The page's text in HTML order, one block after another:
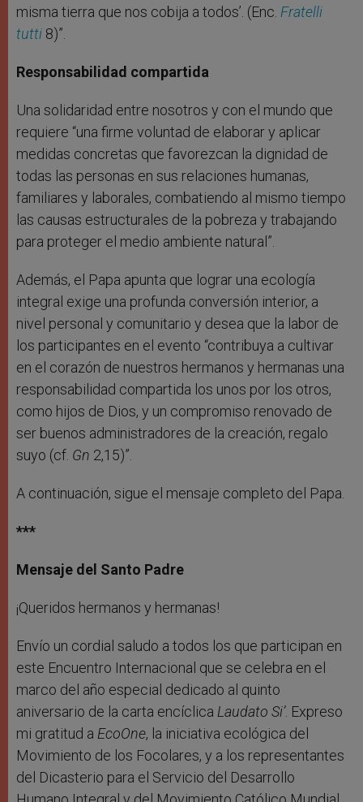
misma tierra que nos cobija a todos’. (Enc. Fratelli
tutti 8)”.
Responsabilidad compartida
Una solidaridad entre nosotros y con el mundo que
requiere “una firme voluntad de elaborar y aplicar
medidas concretas que favorezcan la dignidad de
todas las personas en sus relaciones humanas,
familiares y laborales, combatiendo al mismo tiempo
las causas estructurales de la pobreza y trabajando
para proteger el medio ambiente natural”.
Además, el Papa apunta que lograr una ecología
integral exige una profunda conversión interior, a
nivel personal y comunitario y desea que la labor de
los participantes en el evento “contribuya a cultivar
en el corazón de nuestros hermanos y hermanas una
responsabilidad compartida los unos por los otros,
como hijos de Dios, y un compromiso renovado de
ser buenos administradores de la creación, regalo
suyo (cf. Gn 2,15)”.
A continuación, sigue el mensaje completo del Papa.
***
Mensaje del Santo Padre
¡Queridos hermanos y hermanas!
Envío un cordial saludo a todos los que participan en
este Encuentro Internacional que se celebra en el
marco del año especial dedicado al quinto
aniversario de la carta encíclica Laudato Si’. Expreso
mi gratitud a EcoOne, la iniciativa ecológica del
Movimiento de los Focolares, y a los representantes
del Dicasterio para el Servicio del Desarrollo